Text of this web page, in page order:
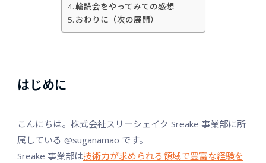
輪読会をやってみての感想
おわりに（次の展開）
はじめに
こんにちは。株式会社スリーシェイク Sreake 事業部に所
属している @suganamao です。
Sreake 事業部は技術力が求められる領域で豊富な経験を